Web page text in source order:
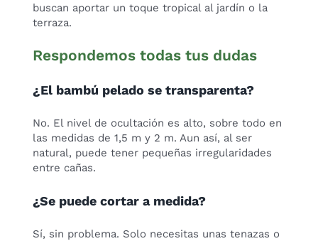
buscan aportar un toque tropical al jardín o la
terraza.
Respondemos todas tus dudas
¿El bambú pelado se transparenta?
No. El nivel de ocultación es alto, sobre todo en
las medidas de 1,5 m y 2 m. Aun así, al ser
natural, puede tener pequeñas irregularidades
entre cañas.
¿Se puede cortar a medida?
Sí, sin problema. Solo necesitas unas tenazas o